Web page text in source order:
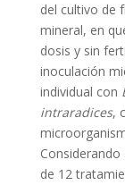
del cultivo de
mineral, en
dosis y sin
inoculación
individual con
intraradices,
de 12